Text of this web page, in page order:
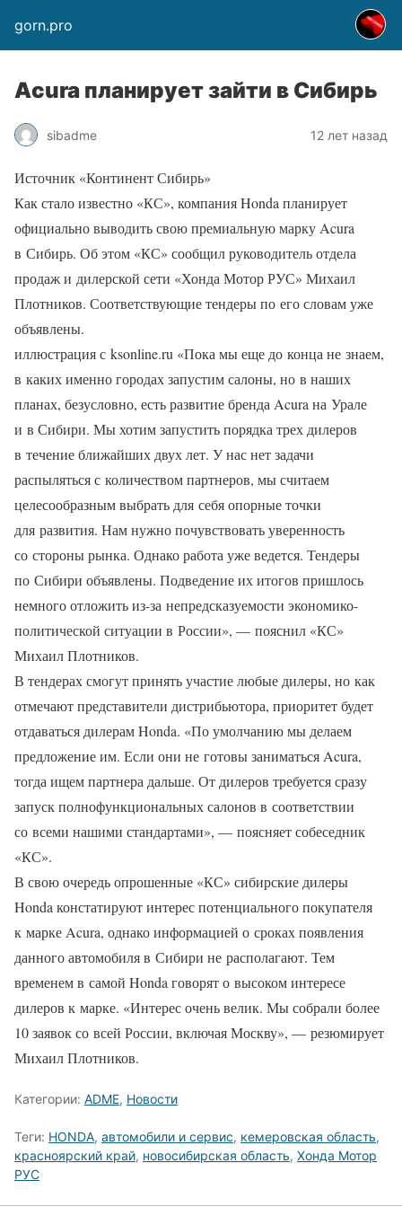
gorn.pro
Аcura планирует зайти в Сибирь
sibadme 12 лет назад
Источник «Континент Сибирь»
Как стало известно «КС», компания Honda планирует
официально выводить свою премиальную марку Acura
в Сибирь. Об этом «КС» сообщил руководитель отдела
продаж и дилерской сети «Хонда Мотор РУС» Михаил
Плотников. Соответствующие тендеры по его словам уже
объявлены.
иллюстрация с ksonline.ru «Пока мы еще до конца не знаем,
в каких именно городах запустим салоны, но в наших
планах, безусловно, есть развитие бренда Acura на Урале
и в Сибири. Мы хотим запустить порядка трех дилеров
в течение ближайших двух лет. У нас нет задачи
распыляться с количеством партнеров, мы считаем
целесообразным выбрать для себя опорные точки
для развития. Нам нужно почувствовать уверенность
со стороны рынка. Однако работа уже ведется. Тендеры
по Сибири объявлены. Подведение их итогов пришлось
немного отложить из-за непредсказуемости экономико-
политической ситуации в России», — пояснил «КС»
Михаил Плотников.
В тендерах смогут принять участие любые дилеры, но как
отмечают представители дистрибьютора, приоритет будет
отдаваться дилерам Honda. «По умолчанию мы делаем
предложение им. Если они не готовы заниматься Acura,
тогда ищем партнера дальше. От дилеров требуется сразу
запуск полнофункциональных салонов в соответствии
со всеми нашими стандартами», — поясняет собеседник
«КС».
В свою очередь опрошенные «КС» сибирские дилеры
Honda констатируют интерес потенциального покупателя
к марке Acura, однако информацией о сроках появления
данного автомобиля в Сибири не располагают. Тем
временем в самой Honda говорят о высоком интересе
дилеров к марке. «Интерес очень велик. Мы собрали более
10 заявок со всей России, включая Москву», — резюмирует
Михаил Плотников.
Категории: ADME, Новости
Теги: HONDA, автомобили и сервис, кемеровская область,
красноярский край, новосибирская область, Хонда Мотор
РУС